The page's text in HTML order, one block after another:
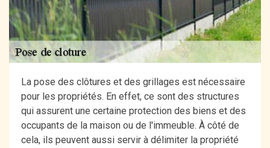
La pose des clôtures et des grillages est nécessaire
pour les propriétés. En effet, ce sont des structures
qui assurent une certaine protection des biens et des
occupants de la maison ou de l'immeuble. À côté de
cela, ils peuvent aussi servir à délimiter la propriété